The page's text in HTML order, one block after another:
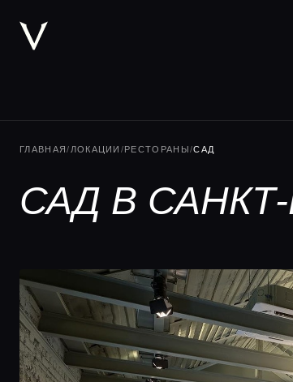
ГЛАВНАЯ/ ЛОКАЦИИ /РЕСТОРАНЫ/САД
САД В